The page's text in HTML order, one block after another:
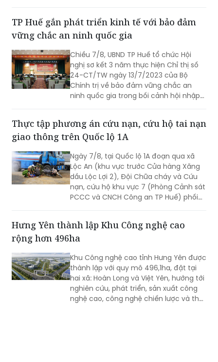
xã, phường.
TP Huế gắn phát triển kinh tế với bảo đảm
vững chắc an ninh quốc gia
Chiều 7/8, UBND TP Huế tổ chức Hội
nghị sơ kết 3 năm thực hiện Chỉ thị số
24-CT/TW ngày 13/7/2023 của Bộ
Chính trị về bảo đảm vững chắc an
ninh quốc gia trong bối cảnh hội nhập
Thực tập phương án cứu nạn, cứu hộ tai nạn
giao thông trên Quốc lộ 1A
Ngày 7/8, tại Quốc lộ 1A đoạn qua xã
Lộc An (khu vực trước Cửa hàng Xăng
dầu Lộc Lợi 2), Đội Chữa cháy và Cứu
nạn, cứu hộ khu vực 7 (Phòng Cảnh sát
PCCC và CNCH Công an TP Huế) phối
huống tai nạn giao thông đường bộ có
huy động nhiều lực lượng, phương tiện
Hưng Yên thành lập Khu Công nghệ cao
rộng hơn 496ha
Khu Công nghệ cao tỉnh Hưng Yên được
thành lập với quy mô 496,1ha, đặt tại
hai xã: Hoàn Long và Việt Yên, hướng tới
nghiên cứu, phát triển, sản xuất công
nghệ cao, công nghệ chiến lược và thu